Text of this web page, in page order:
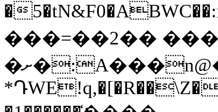
�
���=��2��
�ށ�:A���n@�=gGڐ��u�%&�4;k#